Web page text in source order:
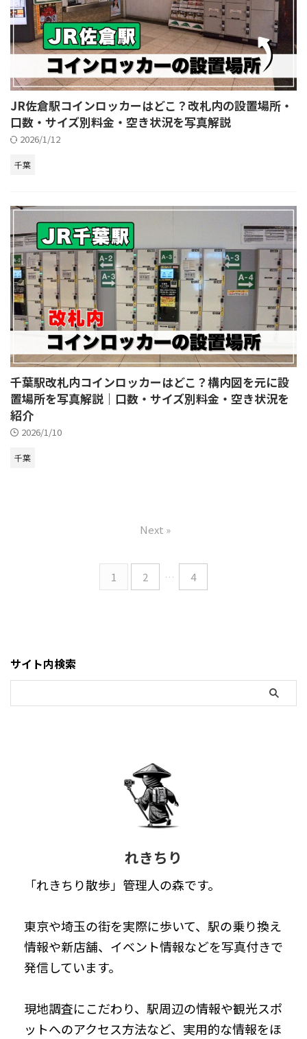
JR佐倉駅コインロッカーはどこ？改札内の設置場所・
口数・サイズ別料金・空き状況を写真解説
2026/1/12
千葉
千葉駅改札内コインロッカーはどこ？構内図を元に設
置場所を写真解説｜口数・サイズ別料金・空き状況を
紹介
2026/1/10
千葉
1 2 … 4
Next »
サイト内検索
れきちり
「れきちり散歩」管理人の森です。
東京や埼玉の街を実際に歩いて、駅の乗り換え
情報や新店舗、イベント情報などを写真付きで
発信しています。
現地調査にこだわり、駅周辺の情報や観光スポ
ットへのアクセス方法など、実用的な情報をほ